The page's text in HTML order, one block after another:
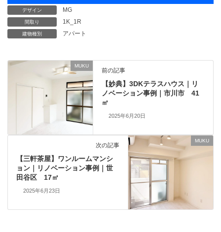
デザイン MG
間取り 1K_1R
建物種別 アパート
MUKU
前の記事
【妙典】3DKテラスハウス｜リ
ノベーション事例｜市川市 41
㎡
2025年6月20日
MUKU
次の記事
【三軒茶屋】ワンルームマンシ
ョン｜リノベーション事例｜世
田谷区 17㎡
2025年6月23日